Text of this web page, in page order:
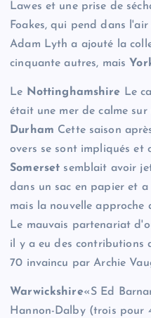
Lawes et une prise de
Foakes, qui pend dans
Adam Lyth a ajouté la
cinquante autres, mais
Le Nottinghamshire Le
était une mer de calme
Durham Cette saison
overs se sont impliqués
Somerset semblait avoir
dans un sac en papier et
mais la nouvelle approche
Le mauvais partenariat
il y a eu des contributions
70 invaincu par Archie
Warwickshire«S Ed
Hannon-Dalby (trois pour